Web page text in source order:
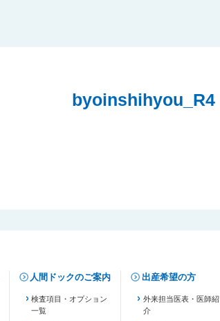
byoinshihyou_R4
人間ドックのご案内
検査項目・オプション
一覧
出産希望の方
外来担当医表・医師紹
介